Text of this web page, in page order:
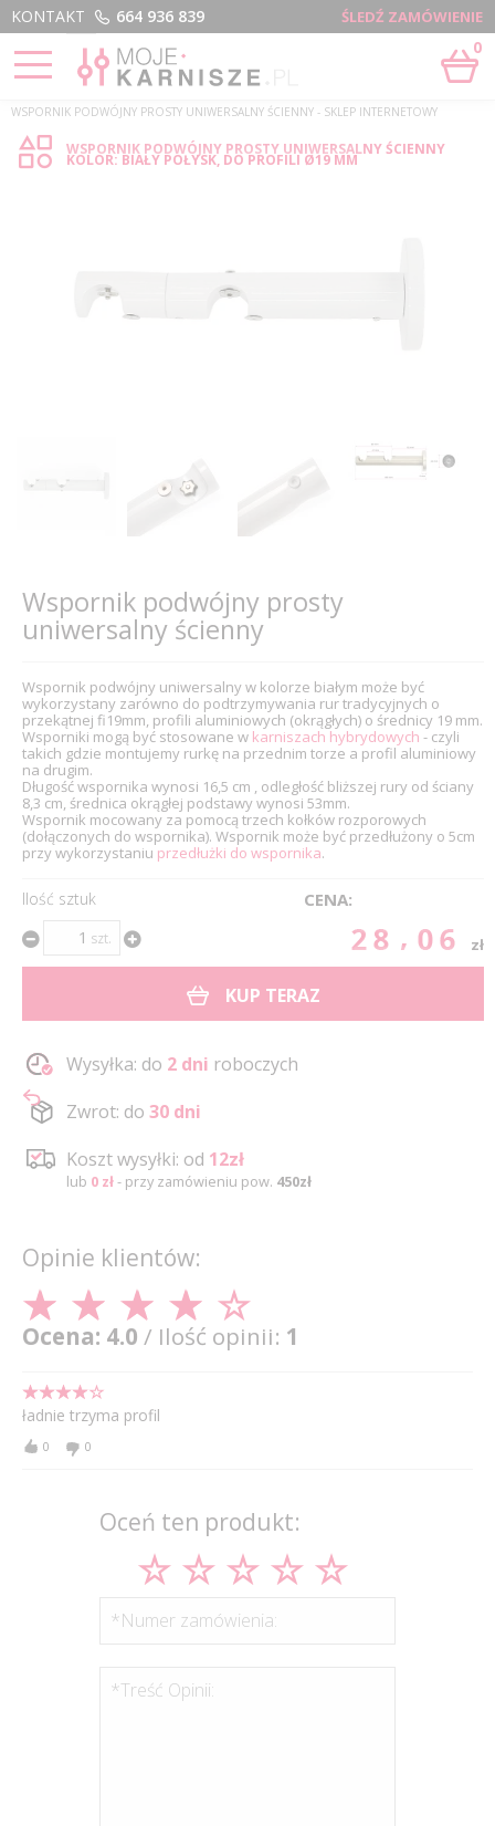
Menu
KONTAKT ŚLEDŹ ZAMÓWIENIE
664 936 839
0
STRONA GŁÓWNA
›
WSPORNIK PODWÓJNY PROSTY UNIWERSALNY ŚCIENNY - SKLEP INTERNETOWY
WSPORNIK PODWÓJNY PROSTY UNIWERSALNY ŚCIENNY
KOLOR: BIAŁY POŁYSK, DO PROFILI Ø19 MM
Wspornik podwójny prosty
uniwersalny ścienny
Wspornik podwójny uniwersalny w kolorze białym może być
wykorzystany zarówno do podtrzymywania rur tradycyjnych o
przekątnej fi19mm, profili aluminiowych (okrągłych) o średnicy 19 mm.
Wsporniki mogą być stosowane w karniszach hybrydowych - czyli
takich gdzie montujemy rurkę na przednim torze a profil aluminiowy
na drugim.
Długość wspornika wynosi 16,5 cm , odległość bliższej rury od ściany
8,3 cm, średnica okrągłej podstawy wynosi 53mm.
Wspornik mocowany za pomocą trzech kołków rozporowych
(dołączonych do wspornika). Wspornik może być przedłużony o 5cm
przy wykorzystaniu przedłużki do wspornika.
Ilość sztuk
szt.
CENA:
28.06 zł
KUP TERAZ
Wysyłka: do 2 dni roboczych
Zwrot: do 30 dni
Koszt wysyłki: od 12zł
lub 0 zł- przy zamówieniu pow. 450zł
Opinie klientów:
Ocena: 4.0 / Ilość opinii: 1
ładnie trzyma profil
0 0
Oceń ten produkt:
*Numer zamówienia:
*Treść Opinii: